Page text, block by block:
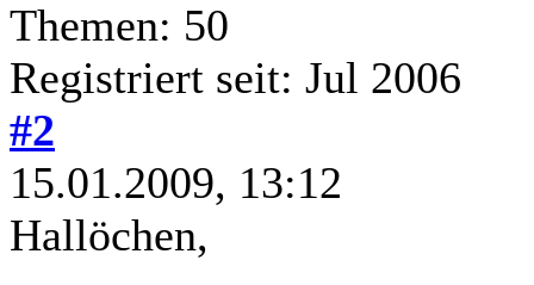
Themen: 50
Registriert seit: Jul 2006
#2
15.01.2009, 13:12
Hallöchen,